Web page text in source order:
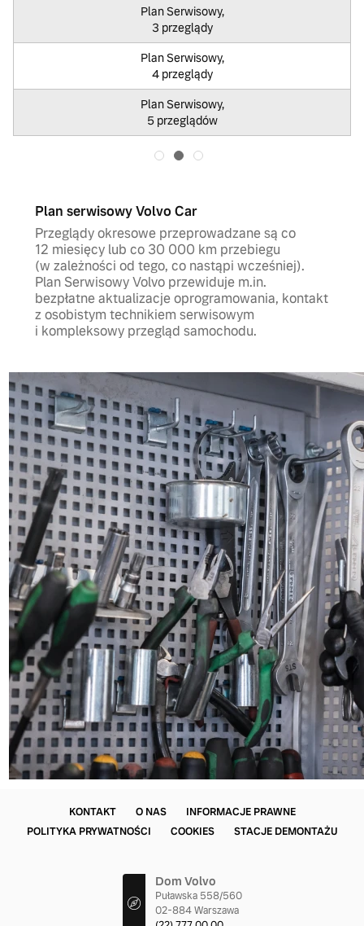
Plan Serwisowy,
3 przeglądy
Plan Serwisowy,
4 przeglądy
Plan Serwisowy,
5 przeglądów
Plan serwisowy Volvo Car
Przeglądy okresowe przeprowadzane są co
12 miesięcy lub co 30 000 km przebiegu
(w zależności od tego, co nastąpi wcześniej).
Plan Serwisowy Volvo przewiduje m.in.
bezpłatne aktualizacje oprogramowania, kontakt
z osobistym technikiem serwisowym
i kompleksowy przegląd samochodu.
KONTAKT O NAS
INFORMACJE PRAWNE
POLITYKA PRYWATNOŚCI
COOKIES STACJE DEMONTAŻU
Dom Volvo
Puławska 558/560
02-884 Warszawa